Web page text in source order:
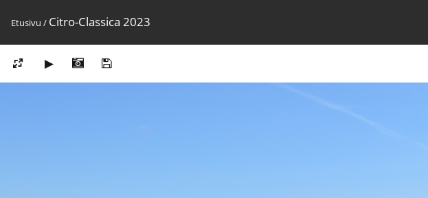
Etusivu / Citro-Classica 2023